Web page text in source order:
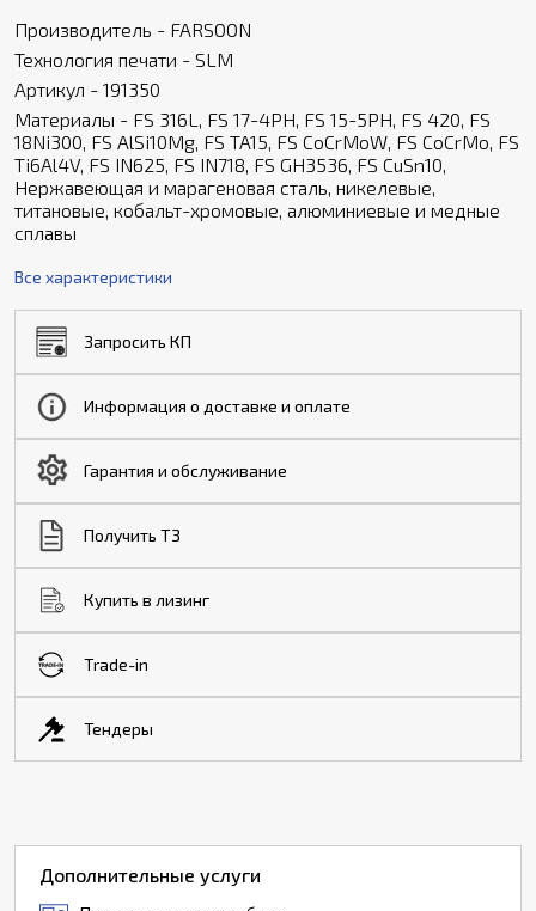
Производитель - FARSOON
Технология печати - SLM
Артикул - 191350
Материалы - FS 316L, FS 17-4PH, FS 15-5PH, FS 420, FS
18Ni300, FS AlSi10Mg, FS TA15, FS CoCrMoW, FS CoCrMo, FS
Ti6Al4V, FS IN625, FS IN718, FS GH3536, FS CuSn10,
Нержавеющая и марагеновая сталь, никелевые,
титановые, кобальт-хромовые, алюминиевые и медные
сплавы
Все характеристики
Запросить КП
Информация о доставке и оплате
Гарантия и обслуживание
Получить ТЗ
Купить в лизинг
Trade-in
Тендеры
Дополнительные услуги